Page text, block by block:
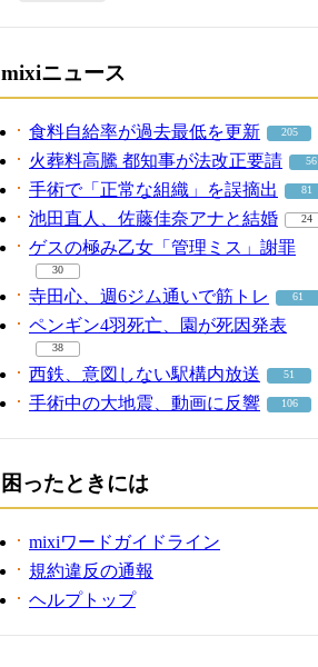
mixiニュース
食料自給率が過去最低を更新 205
火葬料高騰 都知事が法改正要請 56
手術で「正常な組織」を誤摘出 81
池田直人、佐藤佳奈アナと結婚 24
ゲスの極み乙女「管理ミス」謝罪
30
寺田心、週6ジム通いで筋トレ 61
ペンギン4羽死亡、園が死因発表
38
西鉄、意図しない駅構内放送 51
手術中の大地震、動画に反響 106
困ったときには
mixiワードガイドライン
規約違反の通報
ヘルプトップ